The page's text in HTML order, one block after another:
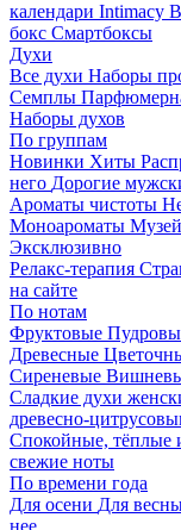
календари Intimacy
бокс Смартбоксы
Духи
Все духи Наборы
Семплы
Наборы духов
По группам
Новинки Хиты
него Дорогие
Ароматы чистоты
Моноароматы
Эксклюзивно
Релакс-терапия
на сайте
По нотам
Фруктовые
Древесные
Сиреневые
Сладкие духи
древесно-
Спокойные, тёплые
свежие ноты
По времени года
Для осени Для
нее